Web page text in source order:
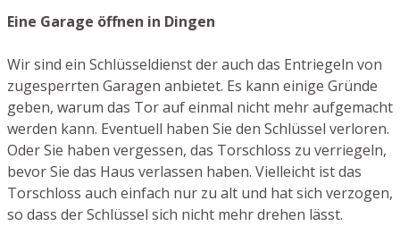
Eine Garage öffnen in Dingen
Wir sind ein Schlüsseldienst der auch das Entriegeln von
zugesperrten Garagen anbietet. Es kann einige Gründe
geben, warum das Tor auf einmal nicht mehr aufgemacht
werden kann. Eventuell haben Sie den Schlüssel verloren.
Oder Sie haben vergessen, das Torschloss zu verriegeln,
bevor Sie das Haus verlassen haben. Vielleicht ist das
Torschloss auch einfach nur zu alt und hat sich verzogen,
so dass der Schlüssel sich nicht mehr drehen lässt.